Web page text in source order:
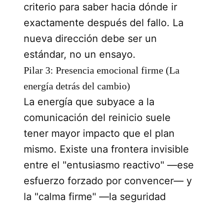
criterio para saber hacia dónde ir
exactamente después del fallo. La
nueva dirección debe ser un
estándar, no un ensayo.
Pilar 3: Presencia emocional firme (La
energía detrás del cambio)
La energía que subyace a la
comunicación del reinicio suele
tener mayor impacto que el plan
mismo. Existe una frontera invisible
entre el "entusiasmo reactivo" —ese
esfuerzo forzado por convencer— y
la "calma firme" —la seguridad